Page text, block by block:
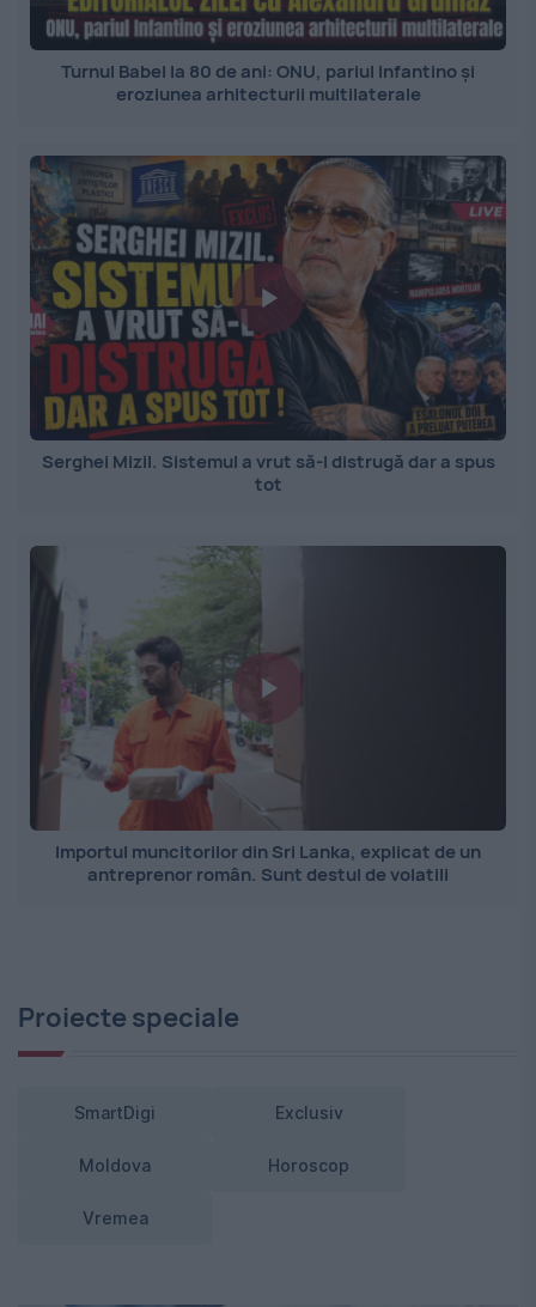
Turnul Babel la 80 de ani: ONU, pariul Infantino și
eroziunea arhitecturii multilaterale
Serghei Mizil. Sistemul a vrut să-l distrugă dar a spus
tot
Importul muncitorilor din Sri Lanka, explicat de un
antreprenor român. Sunt destul de volatili
Proiecte speciale
SmartDigi Exclusiv
Moldova Horoscop
Vremea